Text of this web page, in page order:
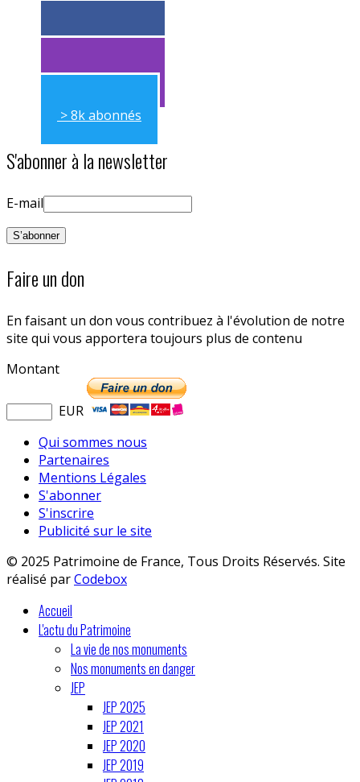
> 11k abonnés
> 11k abonnés
> 8k abonnés
S'abonner à la newsletter
E-mail
Faire un don
En faisant un don vous contribuez à l'évolution de notre
site qui vous apportera toujours plus de contenu
Montant
EUR
Qui sommes nous
Partenaires
Mentions Légales
S'abonner
S'inscrire
Publicité sur le site
© 2025 Patrimoine de France, Tous Droits Réservés. Site
réalisé parCodebox
Accueil
L'actu du Patrimoine
La vie de nos monuments
Nos monuments en danger
JEP
JEP 2025
JEP 2021
JEP 2020
JEP 2019